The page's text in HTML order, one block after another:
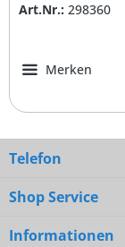
Art.Nr.: 298360
Merken
Telefon
Shop Service
Informationen